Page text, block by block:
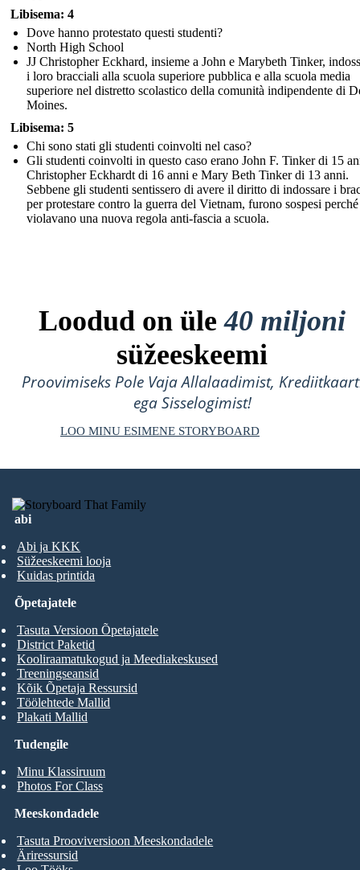
Libisema: 4
Dove hanno protestato questi studenti?
North High School
JJ Christopher Eckhard, insieme a John e Marybeth Tinker,
i loro bracciali alla scuola superiore pubblica e alla scuola media
superiore nel distretto scolastico della comunità indipendente di
Moines.
Libisema: 5
Chi sono stati gli studenti coinvolti nel caso?
Gli studenti coinvolti in questo caso erano John F. Tinker di 15
Christopher Eckhardt di 16 anni e Mary Beth Tinker di 13 anni.
Sebbene gli studenti sentissero di avere il diritto di indossare i
per protestare contro la guerra del Vietnam, furono sospesi perché
violavano una nuova regola anti-fascia a scuola.
Loodud on üle40 miljoni
süžeeskeemi
Proovimiseks Pole Vaja Allalaadimist,
ega Sisselogimist!
LOO MINU ESIMENE STORYBOARD
abi
Abi ja KKK
Süžeeskeemi looja
Kuidas printida
Tudengile
Minu Klassiruum
Photos For Class
Õpetajatele
Tasuta Versioon Õpetajatele
District Paketid
Kooliraamatukogud ja Meediakeskused
Treeningseansid
Kõik Õpetaja Ressursid
Töölehtede Mallid
Plakati Mallid
Meeskondadele
Tasuta Prooviversioon Meeskondadele
Äriressursid